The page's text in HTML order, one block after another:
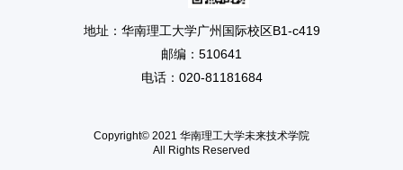
地址：华南理工大学广州国际校区B1-c419
邮编：510641
电话：020-81181684
Copyright© 2021 华南理工大学未来技术学院
All Rights Reserved